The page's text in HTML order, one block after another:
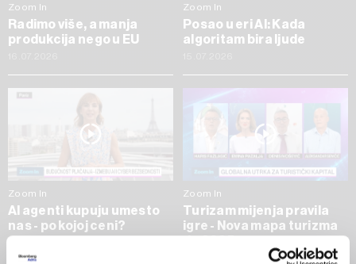
Zoom In
Radimo više, a manja
produkcija nego u EU
Zoom In
Posao u eri AI: Kada
algoritam bira ljude
Zoom In
AI agenti kupuju umesto
nas - po kojoj ceni?
09.07.2026
Zoom In
Turizam mijenja pravila
igre - Nova mapa turizma
do 2035.